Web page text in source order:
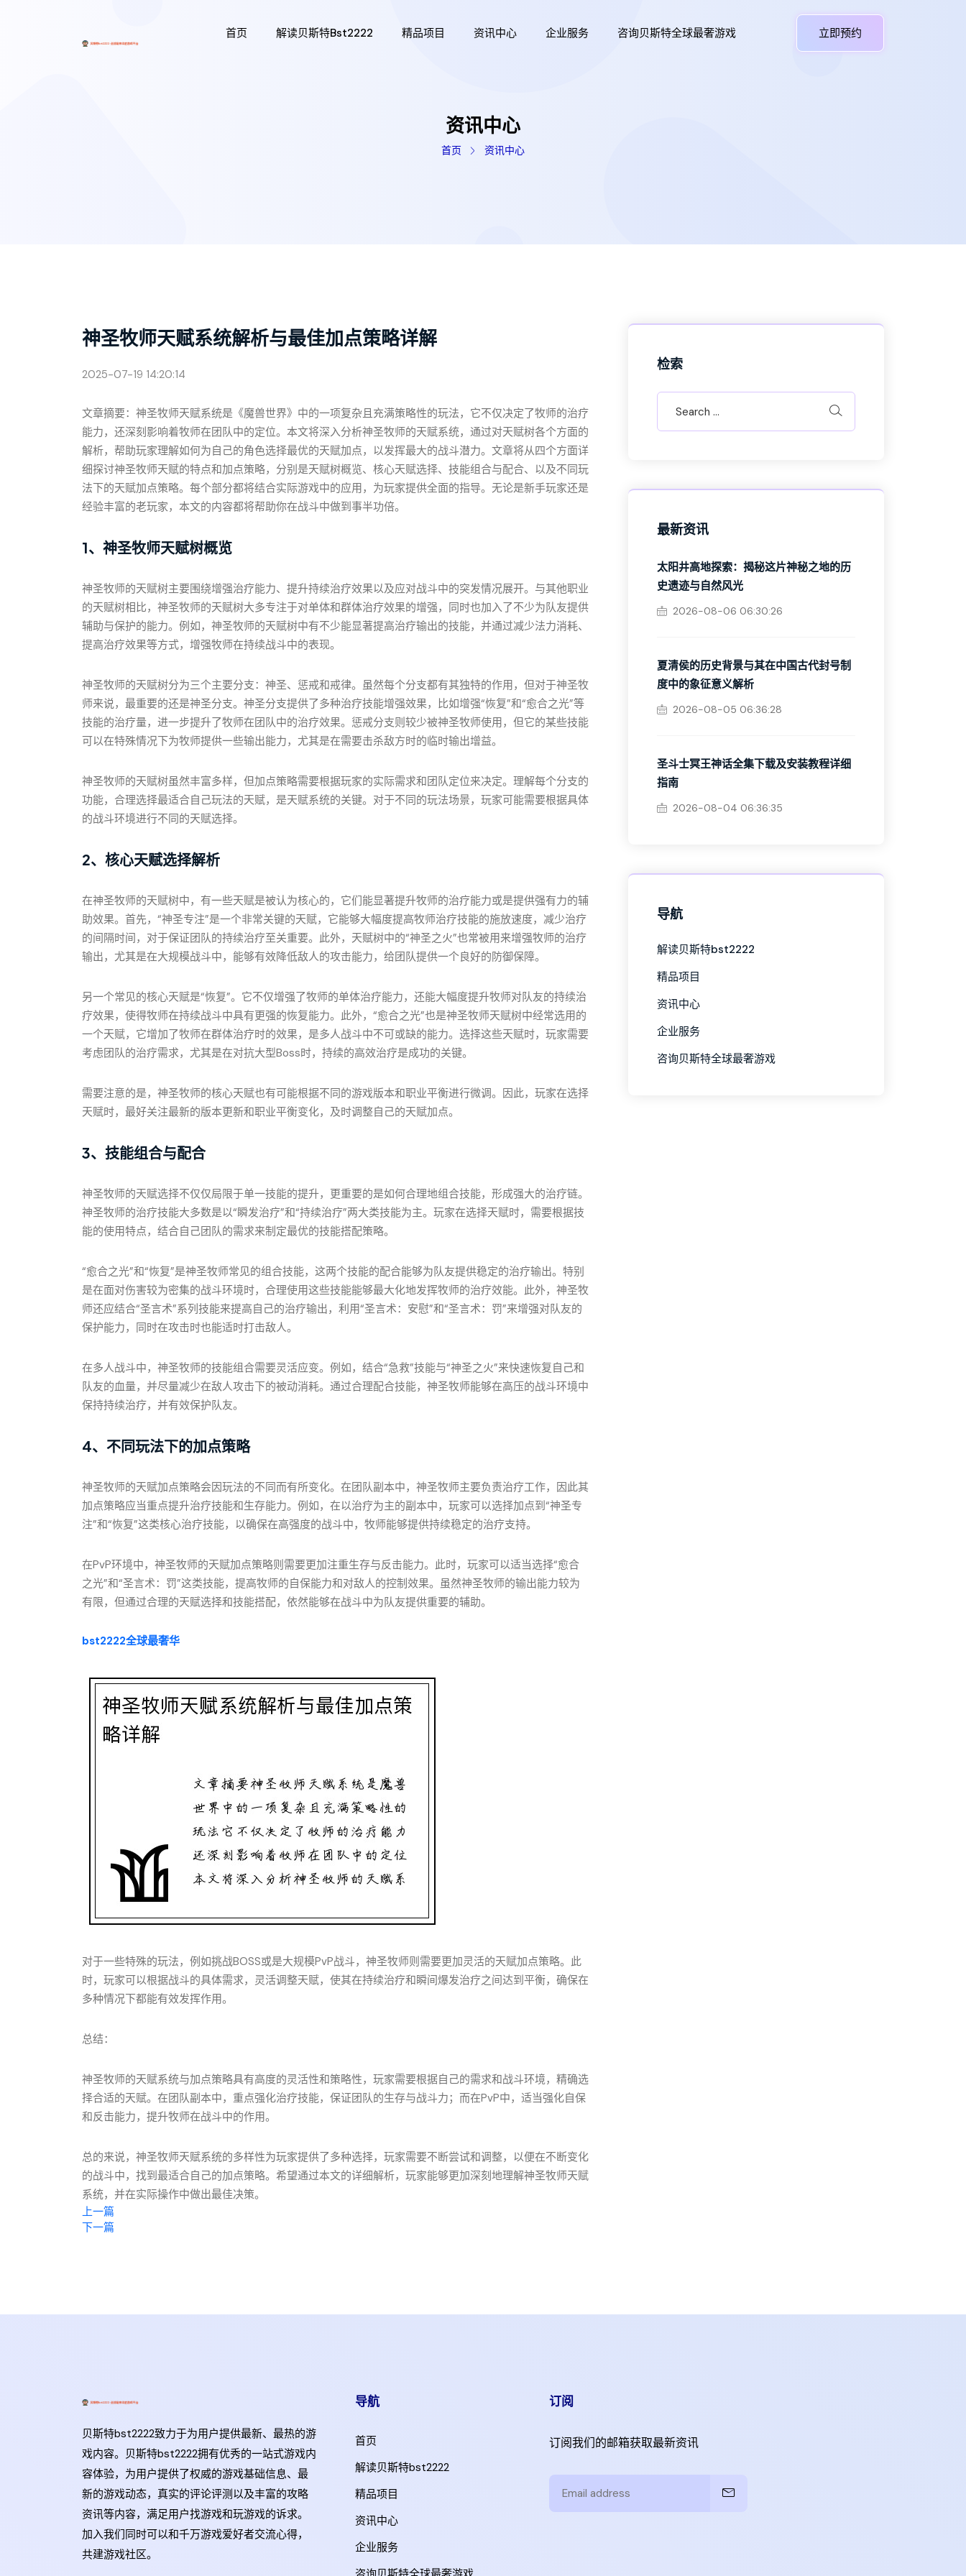
首页 解读贝斯特bst2222 精品项目 资讯中心 企业服务 咨询贝斯特全球最奢游戏 立即预约
资讯中心
首页 资讯中心
神圣牧师天赋系统解析与最佳加点策略详解
2025-07-19 14:20:14
文章摘要：神圣牧师天赋系统是《魔兽世界》中的一项复杂且充满策略性的玩法，它不仅决定了牧师的治疗
能力，还深刻影响着牧师在团队中的定位。本文将深入分析神圣牧师的天赋系统，通过对天赋树各个方面的
解析，帮助玩家理解如何为自己的角色选择最优的天赋加点，以发挥最大的战斗潜力。文章将从四个方面详
细探讨神圣牧师天赋的特点和加点策略，分别是天赋树概览、核心天赋选择、技能组合与配合、以及不同玩
法下的天赋加点策略。每个部分都将结合实际游戏中的应用，为玩家提供全面的指导。无论是新手玩家还是
经验丰富的老玩家，本文的内容都将帮助你在战斗中做到事半功倍。
1、神圣牧师天赋树概览
神圣牧师的天赋树主要围绕增强治疗能力、提升持续治疗效果以及应对战斗中的突发情况展开。与其他职业
的天赋树相比，神圣牧师的天赋树大多专注于对单体和群体治疗效果的增强，同时也加入了不少为队友提供
辅助与保护的能力。例如，神圣牧师的天赋树中有不少能显著提高治疗输出的技能，并通过减少法力消耗、
提高治疗效果等方式，增强牧师在持续战斗中的表现。
神圣牧师的天赋树分为三个主要分支：神圣、惩戒和戒律。虽然每个分支都有其独特的作用，但对于神圣牧
师来说，最重要的还是神圣分支。神圣分支提供了多种治疗技能增强效果，比如增强“恢复”和“愈合之光”等
技能的治疗量，进一步提升了牧师在团队中的治疗效果。惩戒分支则较少被神圣牧师使用，但它的某些技能
可以在特殊情况下为牧师提供一些输出能力，尤其是在需要击杀敌方时的临时输出增益。
神圣牧师的天赋树虽然丰富多样，但加点策略需要根据玩家的实际需求和团队定位来决定。理解每个分支的
功能，合理选择最适合自己玩法的天赋，是天赋系统的关键。对于不同的玩法场景，玩家可能需要根据具体
的战斗环境进行不同的天赋选择。
2、核心天赋选择解析
在神圣牧师的天赋树中，有一些天赋是被认为核心的，它们能显著提升牧师的治疗能力或是提供强有力的辅
助效果。首先，“神圣专注”是一个非常关键的天赋，它能够大幅度提高牧师治疗技能的施放速度，减少治疗
的间隔时间，对于保证团队的持续治疗至关重要。此外，天赋树中的“神圣之火”也常被用来增强牧师的治疗
输出，尤其是在大规模战斗中，能够有效降低敌人的攻击能力，给团队提供一个良好的防御保障。
另一个常见的核心天赋是“恢复”。它不仅增强了牧师的单体治疗能力，还能大幅度提升牧师对队友的持续治
疗效果，使得牧师在持续战斗中具有更强的恢复能力。此外，“愈合之光”也是神圣牧师天赋树中经常选用的
一个天赋，它增加了牧师在群体治疗时的效果，是多人战斗中不可或缺的能力。选择这些天赋时，玩家需要
考虑团队的治疗需求，尤其是在对抗大型Boss时，持续的高效治疗是成功的关键。
需要注意的是，神圣牧师的核心天赋也有可能根据不同的游戏版本和职业平衡进行微调。因此，玩家在选择
天赋时，最好关注最新的版本更新和职业平衡变化，及时调整自己的天赋加点。
3、技能组合与配合
神圣牧师的天赋选择不仅仅局限于单一技能的提升，更重要的是如何合理地组合技能，形成强大的治疗链。
神圣牧师的治疗技能大多数是以“瞬发治疗”和“持续治疗”两大类技能为主。玩家在选择天赋时，需要根据技
能的使用特点，结合自己团队的需求来制定最优的技能搭配策略。
“愈合之光”和“恢复”是神圣牧师常见的组合技能，这两个技能的配合能够为队友提供稳定的治疗输出。特别
是在面对伤害较为密集的战斗环境时，合理使用这些技能能够最大化地发挥牧师的治疗效能。此外，神圣牧
师还应结合“圣言术”系列技能来提高自己的治疗输出，利用“圣言术：安慰”和“圣言术：罚”来增强对队友的
保护能力，同时在攻击时也能适时打击敌人。
在多人战斗中，神圣牧师的技能组合需要灵活应变。例如，结合“急救”技能与“神圣之火”来快速恢复自己和
队友的血量，并尽量减少在敌人攻击下的被动消耗。通过合理配合技能，神圣牧师能够在高压的战斗环境中
保持持续治疗，并有效保护队友。
4、不同玩法下的加点策略
神圣牧师的天赋加点策略会因玩法的不同而有所变化。在团队副本中，神圣牧师主要负责治疗工作，因此其
加点策略应当重点提升治疗技能和生存能力。例如，在以治疗为主的副本中，玩家可以选择加点到“神圣专
注”和“恢复”这类核心治疗技能，以确保在高强度的战斗中，牧师能够提供持续稳定的治疗支持。
在PvP环境中，神圣牧师的天赋加点策略则需要更加注重生存与反击能力。此时，玩家可以适当选择“愈合
之光”和“圣言术：罚”这类技能，提高牧师的自保能力和对敌人的控制效果。虽然神圣牧师的输出能力较为
有限，但通过合理的天赋选择和技能搭配，依然能够在战斗中为队友提供重要的辅助。
bst2222全球最奢华
对于一些特殊的玩法，例如挑战BOSS或是大规模PvP战斗，神圣牧师则需要更加灵活的天赋加点策略。此
时，玩家可以根据战斗的具体需求，灵活调整天赋，使其在持续治疗和瞬间爆发治疗之间达到平衡，确保在
多种情况下都能有效发挥作用。
总结：
神圣牧师的天赋系统与加点策略具有高度的灵活性和策略性，玩家需要根据自己的需求和战斗环境，精确选
择合适的天赋。在团队副本中，重点强化治疗技能，保证团队的生存与战斗力；而在PvP中，适当强化自保
和反击能力，提升牧师在战斗中的作用。
总的来说，神圣牧师天赋系统的多样性为玩家提供了多种选择，玩家需要不断尝试和调整，以便在不断变化
的战斗中，找到最适合自己的加点策略。希望通过本文的详细解析，玩家能够更加深刻地理解神圣牧师天赋
系统，并在实际操作中做出最佳决策。
上一篇
下一篇
检索
最新资讯
太阳井高地探索：揭秘这片神秘之地的历
史遗迹与自然风光
2026-08-06 06:30:26
夏清侯的历史背景与其在中国古代封号制
度中的象征意义解析
2026-08-05 06:36:28
圣斗士冥王神话全集下载及安装教程详细
指南
2026-08-04 06:36:35
导航
解读贝斯特bst2222
精品项目
资讯中心
企业服务
咨询贝斯特全球最奢游戏
贝斯特bst2222致力于为用户提供最新、最热的游
戏内容。贝斯特bst2222拥有优秀的一站式游戏内
容体验，为用户提供了权威的游戏基础信息、最
新的游戏动态，真实的评论评测以及丰富的攻略
资讯等内容，满足用户找游戏和玩游戏的诉求。
加入我们同时可以和千万游戏爱好者交流心得，
共建游戏社区。
导航
首页
解读贝斯特bst2222
精品项目
资讯中心
企业服务
订阅
订阅我们的邮箱获取最新资讯